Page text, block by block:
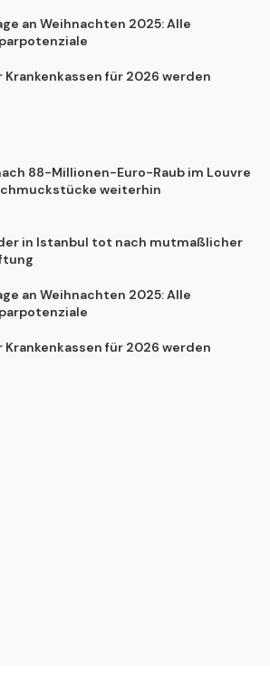
an Weihnachten 2025: Alle
für 2026 werden
88-Millionen-Euro-Raub im Louvre
weiterhin
in Istanbul tot nach mutmaßlicher
an Weihnachten 2025: Alle
für 2026 werden